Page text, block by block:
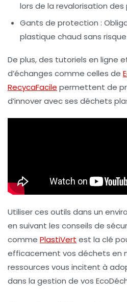
lors de la revalorisation
Gants de protection :
plastique chaud sans
De plus, des tutoriels en ligne
d’échanges comme celles de
RecycaFacile permettent de
d’innover avec ses déchets
Utiliser ces outils dans un
en suivant les conseils de
comme PlastiVert est la clé
efficacement vos déchets en
ressources vous incitent à
dans la gestion de vos